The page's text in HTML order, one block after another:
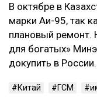
В октябре в
марки Аи-95, так
плановый
для богатых»
докупить в России.
Китай ГСМ